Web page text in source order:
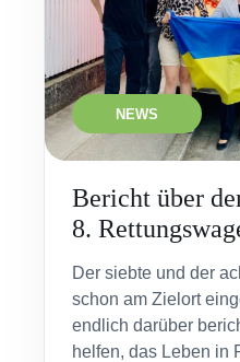
NEWS
Bericht über
8.
Der siebte und der
schon am Zielort
endlich darüber
helfen, das Leben in